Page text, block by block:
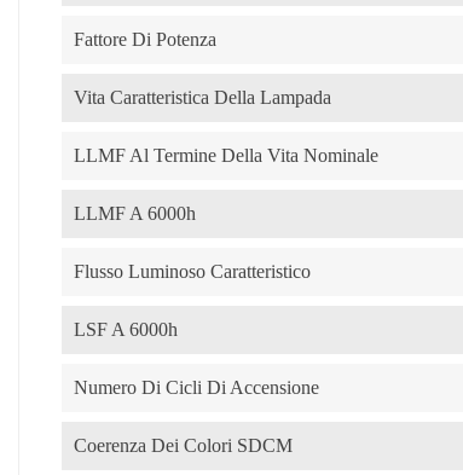
Fattore Di Potenza
Vita Caratteristica Della Lampada
LLMF Al Termine Della Vita Nominale
LLMF A 6000h
Flusso Luminoso Caratteristico
LSF A 6000h
Numero Di Cicli Di Accensione
Coerenza Dei Colori SDCM